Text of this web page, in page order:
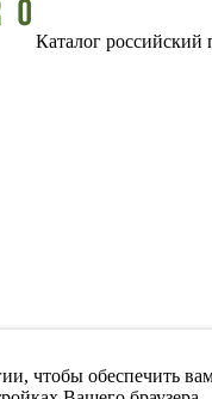
Каталог российский
чтобы обеспечить